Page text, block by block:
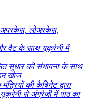
अपरकेस, लोअरकेस,
वैट के साथ यूक्रेनी में
सुधार की संभावना के साथ
खोज
की कैबिनेट द्वारा
से अंग्रेजी में पाठ का